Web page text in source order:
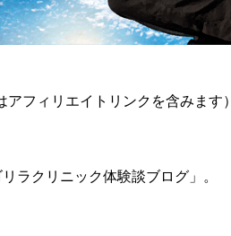
アフィリエイトリンクを含みます）
ラクリニック体験談ブログ」。